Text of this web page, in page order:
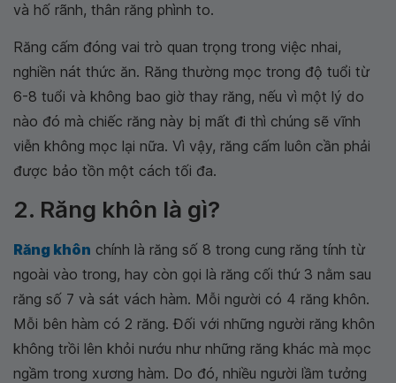
và hố rãnh, thân răng phình to.
Răng cấm đóng vai trò quan trọng trong việc nhai,
nghiền nát thức ăn. Răng thường mọc trong độ tuổi từ
6-8 tuổi và không bao giờ thay răng, nếu vì một lý do
nào đó mà chiếc răng này bị mất đi thì chúng sẽ vĩnh
viễn không mọc lại nữa. Vì vậy, răng cấm luôn cần phải
được bảo tồn một cách tối đa.
2. Răng khôn là gì?
Răng khôn chính là răng số 8 trong cung răng tính từ
ngoài vào trong, hay còn gọi là răng cối thứ 3 nằm sau
răng số 7 và sát vách hàm. Mỗi người có 4 răng khôn.
Mỗi bên hàm có 2 răng. Đối với những người răng khôn
không trồi lên khỏi nướu như những răng khác mà mọc
ngầm trong xương hàm. Do đó, nhiều người lầm tưởng